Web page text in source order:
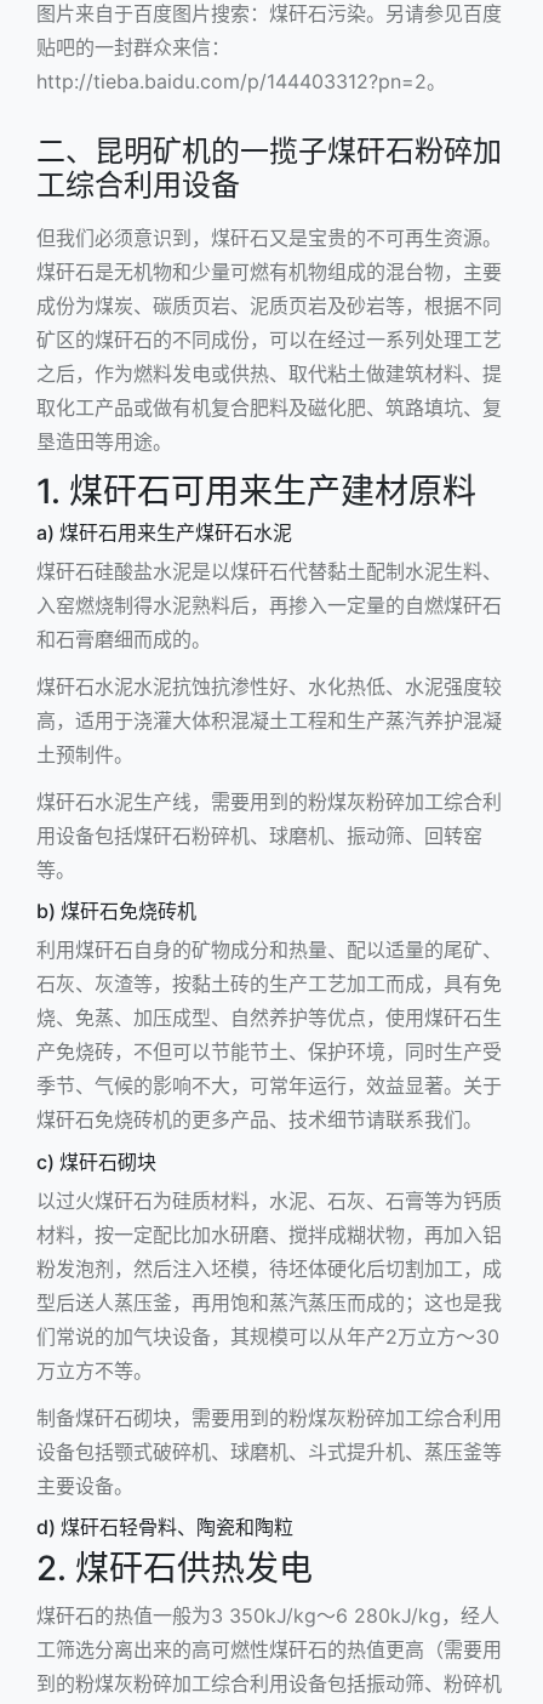
图片来自于百度图片搜索： 煤矸石污染。另请参见百度
贴吧的一封群众来信：
http://tieba.baidu.com/p/144403312?pn=2。
二、昆明矿机的一揽子煤矸石粉碎加
工综合利用设备
但我们必须意识到，煤矸石又是宝贵的不可再生资源。
煤矸石是无机物和少量可燃有机物组成的混台物，主要
成份为煤炭、碳质页岩、泥质页岩及砂岩等，根据不同
矿区的煤矸石的不同成份，可以在经过一系列处理工艺
之后，作为燃料发电或供热、取代粘土做建筑材料、提
取化工产品或做有机复合肥料及磁化肥、筑路填坑、复
垦造田等用途。
1. 煤矸石可用来生产建材原料
a) 煤矸石用来生产煤矸石水泥
煤矸石硅酸盐水泥是以煤矸石代替黏土配制水泥生料、
入窑燃烧制得水泥熟料后，再掺入一定量的自燃煤矸石
和石膏磨细而成的。
煤矸石水泥水泥抗蚀抗渗性好、水化热低、水泥强度较
高，适用于浇灌大体积混凝土工程和生产蒸汽养护混凝
土预制件。
煤矸石水泥生产线，需要用到的粉煤灰粉碎加工综合利
用设备包括煤矸石粉碎机、 球磨机、振动筛、回转窑
等。
b) 煤矸石免烧砖机
利用煤矸石自身的矿物成分和热量、配以适量的尾矿、
石灰、灰渣等，按黏土砖的生产工艺加工而成，具有免
烧、免蒸、加压成型、自然养护等优点，使用煤矸石生
产免烧砖，不但可以节能节土、保护环境，同时生产受
季节、气候的影响不大，可常年运行，效益显著。关于
煤矸石免烧砖机的更多产品、技术细节请联系我们。
c) 煤矸石砌块
以过火煤矸石为硅质材料，水泥、石灰、石膏等为钙质
材料，按一定配比加水研磨、搅拌成糊状物，再加入铝
粉发泡剂，然后注入坯模，待坯体硬化后切割加工，成
型后送人蒸压釜，再用饱和蒸汽蒸压而成的；这也是我
们常说的加气块设备，其规模可以从年产2万立方～30
万立方不等。
制备煤矸石砌块，需要用到的粉煤灰粉碎加工综合利用
设备包括颚式破碎机、球磨机、斗式提升机、蒸压釜等
主要设备。
d) 煤矸石轻骨料、陶瓷和陶粒
2. 煤矸石供热发电
煤矸石的热值一般为3 350kJ/kg～6 280kJ/kg，经人
工筛选分离出来的高可燃性煤矸石的热值更高（需要用
到的粉煤灰粉碎加工综合利用设备包括振动筛、粉碎机